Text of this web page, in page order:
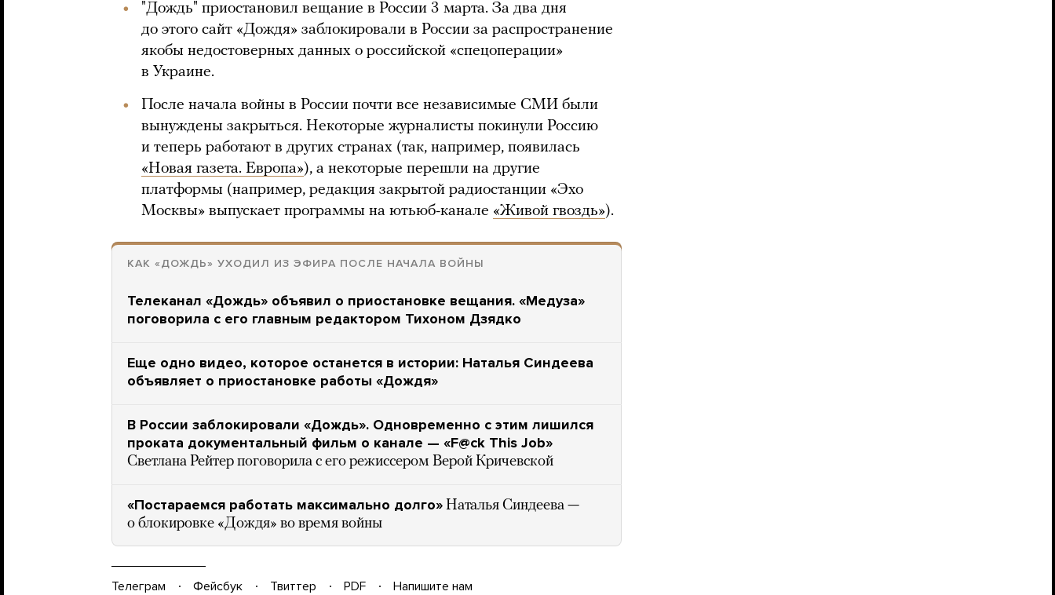
"Дождь" приостановил вещание в России 3 марта. За два дня
до этого сайт «Дождя» заблокировали в России за распространение
якобы недостоверных данных о российской «спецоперации»
в Украине.
После начала войны в России почти все независимые СМИ были
вынуждены закрыться. Некоторые журналисты покинули Россию
и теперь работают в других странах (так, например, появилась
«Новая газета. Европа»), а некоторые перешли на другие
платформы (например, редакция закрытой радиостанции «Эхо
Москвы» выпускает программы на ютьюб-канале «Живой гвоздь»).
КАК «ДОЖДЬ» УХОДИЛ ИЗ ЭФИРА ПОСЛЕ НАЧАЛА ВОЙНЫ
Телеканал «Дождь» объявил о приостановке вещания. «Медуза»
поговорила с его главным редактором Тихоном Дзядко
Еще одно видео, которое останется в истории: Наталья Синдеева
объявляет о приостановке работы «Дождя»
В России заблокировали «Дождь». Одновременно с этим лишился
проката документальный фильм о канале — «F@ck This Job»
Светлана Рейтер поговорила с его режиссером Верой Кричевской
«Постараемся работать максимально долго» Наталья Синдеева —
о блокировке «Дождя» во время войны
Телеграм Фейсбук Твиттер PDF
Напишите нам